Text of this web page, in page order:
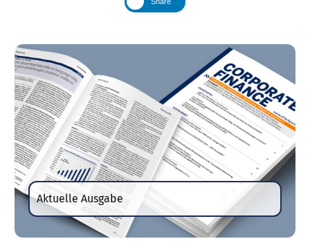
Aktuelle Ausgabe